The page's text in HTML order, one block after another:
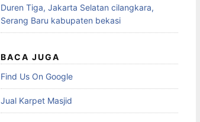
Duren Tiga, Jakarta Selatan cilangkara,
Serang Baru kabupaten bekasi
BACA JUGA
Find Us On Google
Jual Karpet Masjid